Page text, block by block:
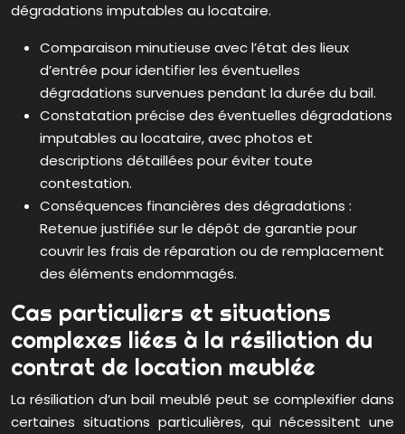
dégradations imputables au locataire.
Comparaison minutieuse avec l’état des lieux
d’entrée pour identifier les éventuelles
dégradations survenues pendant la durée du bail.
Constatation précise des éventuelles dégradations
imputables au locataire, avec photos et
descriptions détaillées pour éviter toute
contestation.
Conséquences financières des dégradations :
Retenue justifiée sur le dépôt de garantie pour
couvrir les frais de réparation ou de remplacement
des éléments endommagés.
Cas particuliers et situations
complexes liées à la résiliation du
contrat de location meublée
La résiliation d’un bail meublé peut se complexifier dans
certaines situations particulières, qui nécessitent une